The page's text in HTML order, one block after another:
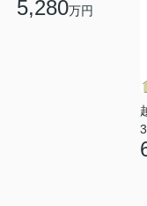
5,280万円